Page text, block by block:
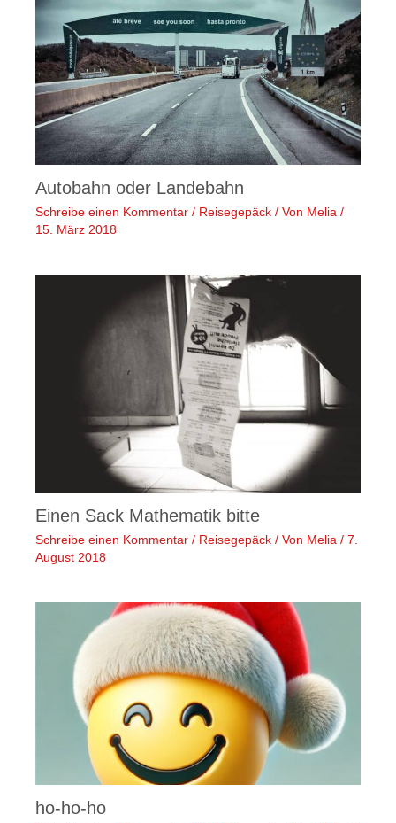
Autobahn oder Landebahn
Schreibe einen Kommentar / Reisegepäck / Von Melia /
15. März 2018
Einen Sack Mathematik bitte
Schreibe einen Kommentar / Reisegepäck / Von Melia / 7.
August 2018
ho-ho-ho